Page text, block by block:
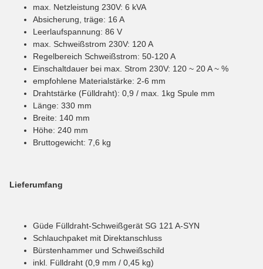
max. Netzleistung 230V: 6 kVA
Absicherung, träge: 16 A
Leerlaufspannung: 86 V
max. Schweißstrom 230V: 120 A
Regelbereich Schweißstrom: 50-120 A
Einschaltdauer bei max. Strom 230V: 120 ~ 20 A ~ %
empfohlene Materialstärke: 2-6 mm
Drahtstärke (Fülldraht): 0,9 / max. 1kg Spule mm
Länge: 330 mm
Breite: 140 mm
Höhe: 240 mm
Bruttogewicht: 7,6 kg
Lieferumfang
Güde Fülldraht-Schweißgerät SG 121 A-SYN
Schlauchpaket mit Direktanschluss
Bürstenhammer und Schweißschild
inkl. Fülldraht (0,9 mm / 0,45 kg)